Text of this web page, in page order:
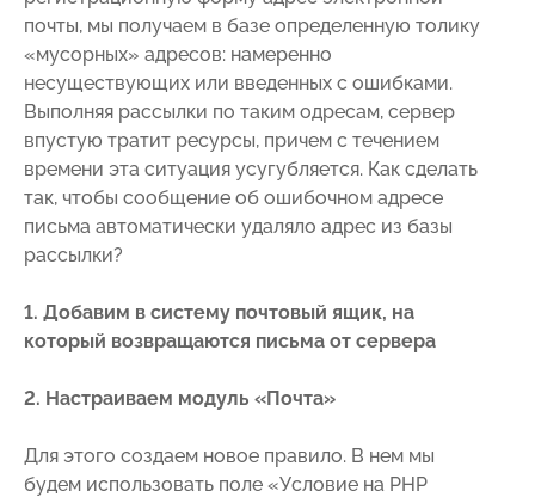
почты, мы получаем в базе определенную толику
«мусорных» адресов: намеренно
несуществующих или введенных с ошибками.
Выполняя рассылки по таким одресам, сервер
впустую тратит ресурсы, причем с течением
времени эта ситуация усугубляется. Как сделать
так, чтобы сообщение об ошибочном адресе
письма автоматически удаляло адрес из базы
рассылки?
1. Добавим в систему почтовый ящик, на
который возвращаются письма от сервера
2. Настраиваем модуль «Почта»
Для этого создаем новое правило. В нем мы
будем использовать поле «Условие на PHP